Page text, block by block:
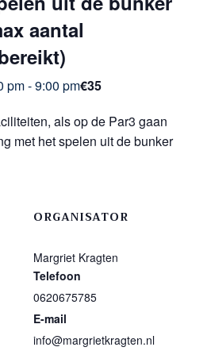
aantal
pm-9:00 pm€35
als op de Par3 gaan
met het spelen uit de bunker
ORGANISATOR
Margriet Kragten
Telefoon
0620675785
E-mail
info@margrietkragten.nl